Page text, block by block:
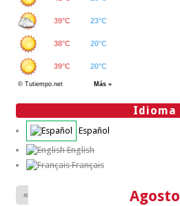
Idioma
Español
English
Français
Agosto
«